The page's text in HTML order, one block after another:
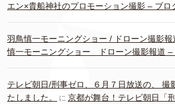
エン×貴船神社のプロモーション撮影 – ブロ
羽鳥慎一モーニングショー / ドローン撮影報
慎一モーニングショー ドローン撮影報道 –
テレビ朝日/刑事ゼロ、６月７日放送の、 撮
たしました。
に 京都が舞台！テレビ朝日「